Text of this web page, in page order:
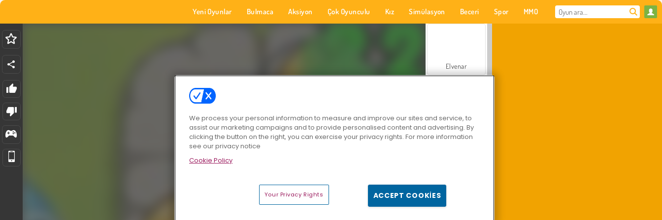
Yeni Oyunlar Bulmaca Aksiyon Çok Oyunculu Kız Simülasyon Beceri Spor MMO
Elvenar
We process your personal information to measure and improve our sites and service, to
assist our marketing campaigns and to provide personalised content and advertising. By
clicking the button on the right, you can exercise your privacy rights. For more information
see our privacy notice
Cookie Policy
Your Privacy Rights ACCEPT COOKIES